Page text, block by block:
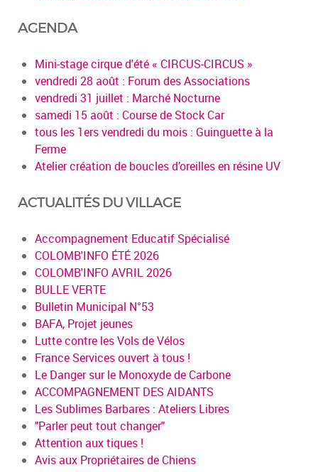
AGENDA
Mini-stage cirque d'été « CIRCUS-CIRCUS »
vendredi 28 août : Forum des Associations
vendredi 31 juillet : Marché Nocturne
samedi 15 août : Course de Stock Car
tous les 1ers vendredi du mois : Guinguette à la
Ferme
Atelier création de boucles d’oreilles en résine UV
ACTUALITÉS DU VILLAGE
Accompagnement Educatif Spécialisé
COLOMB'INFO ÉTÉ 2026
COLOMB'INFO AVRIL 2026
BULLE VERTE
Bulletin Municipal N°53
BAFA, Projet jeunes
Lutte contre les Vols de Vélos
France Services ouvert à tous !
Le Danger sur le Monoxyde de Carbone
ACCOMPAGNEMENT DES AIDANTS
Les Sublimes Barbares : Ateliers Libres
"Parler peut tout changer"
Attention aux tiques !
Avis aux Propriétaires de Chiens